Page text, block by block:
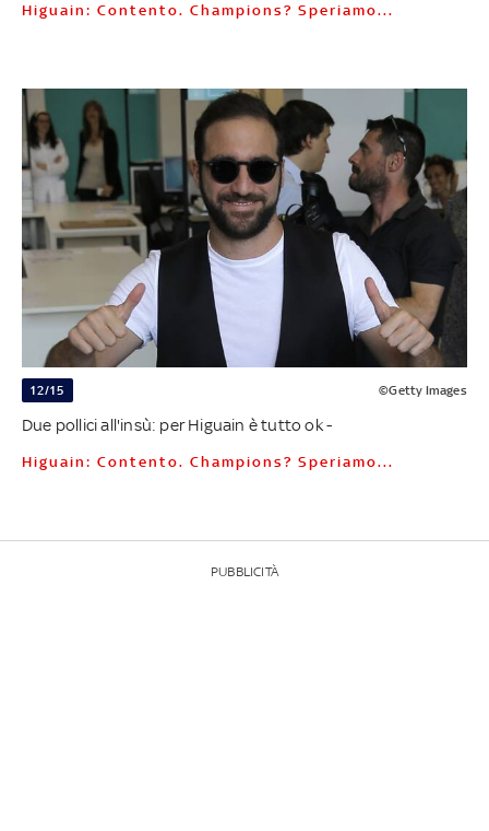
Higuain: Contento. Champions? Speriamo...
12/15 ©Getty Images
Due pollici all'insù: per Higuain è tutto ok -
Higuain: Contento. Champions? Speriamo...
PUBBLICITÀ